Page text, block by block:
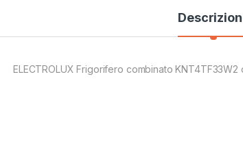
ELECTROLUX Frigorifero combinato